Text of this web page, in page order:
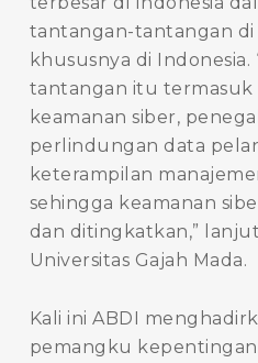
tantangan-tantangan di
khususnya di Indonesia.
tantangan itu termasuk
keamanan siber,
perlindungan data
keterampilan
sehingga keamanan
dan ditingkatkan,”
Universitas Gajah Mada.
Kali ini ABDI
pemangku kepentingan